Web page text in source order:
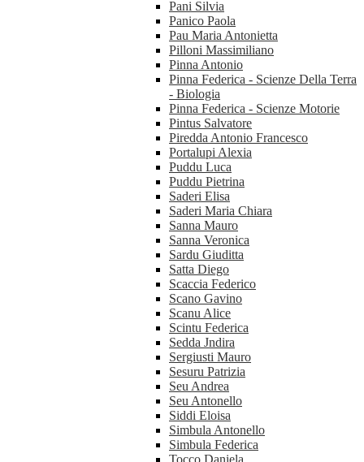
Pani Silvia
Panico Paola
Pau Maria Antonietta
Pilloni Massimiliano
Pinna Antonio
Pinna Federica - Scienze Della Terra
- Biologia
Pinna Federica - Scienze Motorie
Pintus Salvatore
Piredda Antonio Francesco
Portalupi Alexia
Puddu Luca
Puddu Pietrina
Saderi Elisa
Saderi Maria Chiara
Sanna Mauro
Sanna Veronica
Sardu Giuditta
Satta Diego
Scaccia Federico
Scano Gavino
Scanu Alice
Scintu Federica
Sedda Jndira
Sergiusti Mauro
Sesuru Patrizia
Seu Andrea
Seu Antonello
Siddi Eloisa
Simbula Antonello
Simbula Federica